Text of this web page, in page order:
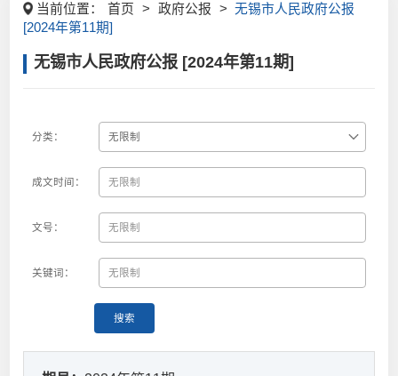
当前位置： 首页 > 政府公报 > 无锡市人民政府公报
[2024年第11期]
无锡市人民政府公报 [2024年第11期]
分类：
成文时间：
文号：
关键词：
搜索